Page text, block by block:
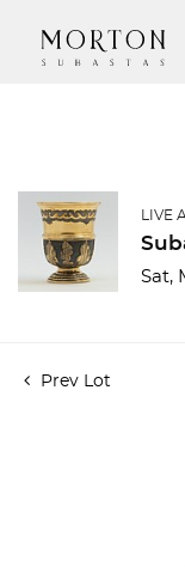
LIVE
Sat,
Prev Lot